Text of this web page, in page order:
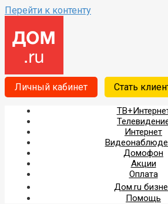
Перейти к контенту
Личный кабинет Стать
Интернет
Домофон
Акции
Оплата
Дом.ru
Помощь